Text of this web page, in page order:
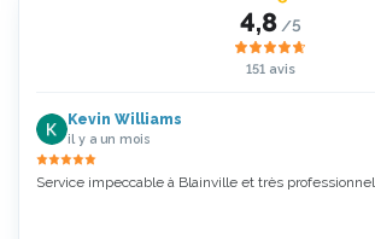
4,8 /5
151 avis
Kevin Williams
il y a un mois
Service impeccable à Blainville et très professionnel